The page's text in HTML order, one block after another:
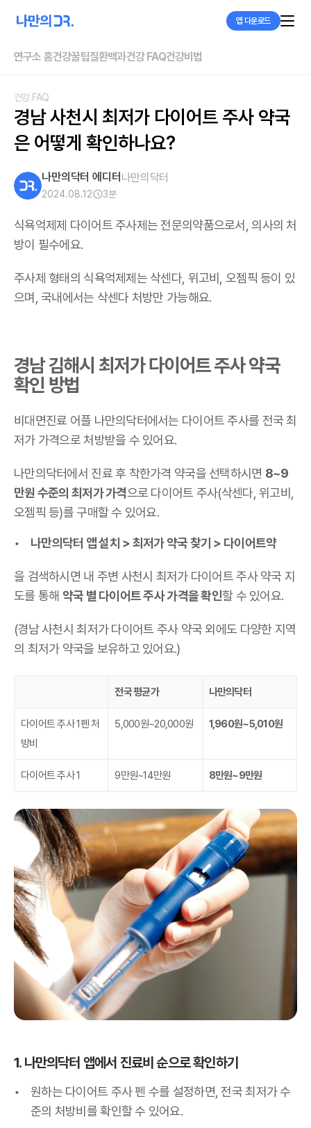
앱 다운로드
연구소 홈건강꿀팁질환백과건강 FAQ건강비법
건강 FAQ
경남 사천시 최저가 다이어트 주사 약국
은 어떻게 확인하나요?
나만의닥터 에디터 나만의닥터
2024.08.12 3분
식욕억제제 다이어트 주사제는 전문의약품으로서, 의사의 처
방이 필수에요.
주사제 형태의 식욕억제제는 삭센다, 위고비, 오젬픽 등이 있
으며,국내에서는 삭센다 처방만 가능해요.
경남 김해시 최저가 다이어트 주사 약국
확인 방법
비대면진료 어플 나만의닥터에서는 다이어트 주사를 전국 최
저가 가격으로 처방받을 수 있어요.
나만의닥터에서 진료 후 착한가격 약국을 선택하시면 8~9
만원 수준의 최저가 가격으로 다이어트 주사(삭센다, 위고비,
오젬픽 등)를 구매할 수 있어요.
나만의닥터 앱 설치 > 최저가 약국 찾기 > 다이어트약
을 검색하시면 내 주변 사천시 최저가 다이어트 주사 약국 지
도를 통해 약국 별 다이어트 주사 가격을 확인할 수 있어요.
(경남 사천시 최저가 다이어트 주사 약국 외에도 다양한 지역
의 최저가 약국을 보유하고 있어요.)
전국 평균가 나만의닥터
다이어트 주사 1펜 처
방비
5,000원~20,000원 1,960원~5,010원
다이어트 주사 1 9만원~14만원 8만원~9만원
1. 나만의닥터 앱에서 진료비 순으로 확인하기
원하는 다이어트 주사 펜 수를 설정하면, 전국 최저가 수
준의 처방비를 확인할 수 있어요.